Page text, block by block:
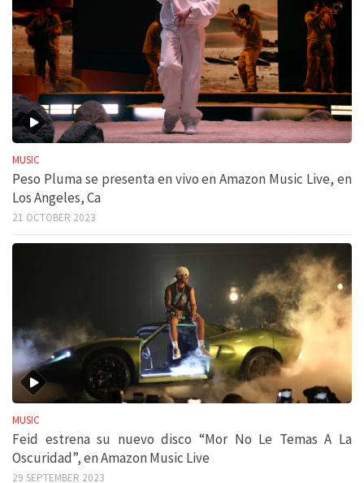
MUSIC
Peso Pluma se presenta en vivo en Amazon Music Live, en
Los Angeles, Ca
21 OCTOBER 2023
MUSIC
Feid estrena su nuevo disco “Mor No Le Temas A La
Oscuridad”, en Amazon Music Live
29 SEPTEMBER 2023